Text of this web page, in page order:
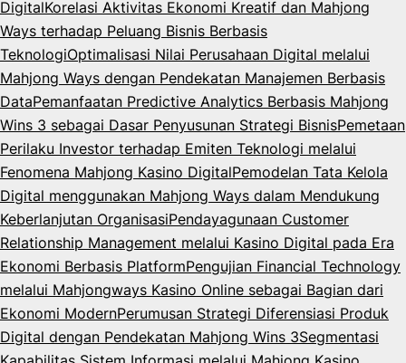
DigitalKorelasi Aktivitas Ekonomi Kreatif dan Mahjong
Ways terhadap Peluang Bisnis Berbasis
TeknologiOptimalisasi Nilai Perusahaan Digital melalui
Mahjong Ways dengan Pendekatan Manajemen Berbasis
DataPemanfaatan Predictive Analytics Berbasis Mahjong
Wins 3 sebagai Dasar Penyusunan Strategi BisnisPemetaan
Perilaku Investor terhadap Emiten Teknologi melalui
Fenomena Mahjong Kasino DigitalPemodelan Tata Kelola
Digital menggunakan Mahjong Ways dalam Mendukung
Keberlanjutan OrganisasiPendayagunaan Customer
Relationship Management melalui Kasino Digital pada Era
Ekonomi Berbasis PlatformPengujian Financial Technology
melalui Mahjongways Kasino Online sebagai Bagian dari
Ekonomi ModernPerumusan Strategi Diferensiasi Produk
Digital dengan Pendekatan Mahjong Wins 3Segmentasi